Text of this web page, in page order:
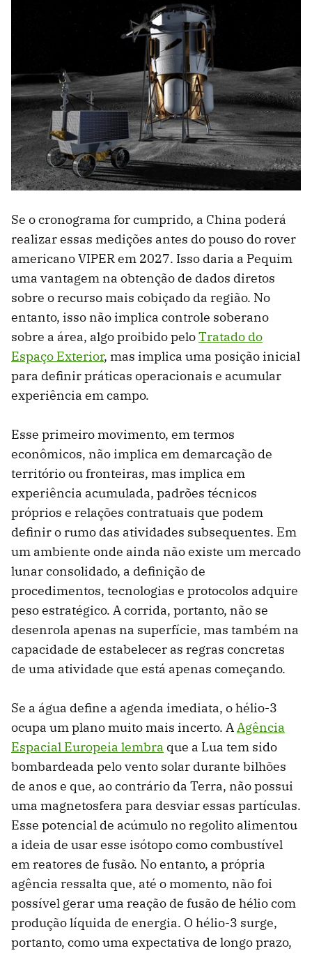
Se o cronograma for cumprido, a China poderá
realizar essas medições antes do pouso do rover
americano VIPER em 2027. Isso daria a Pequim
uma vantagem na obtenção de dados diretos
sobre o recurso mais cobiçado da região. No
entanto, isso não implica controle soberano
sobre a área, algo proibido peloTratado do
Espaço Exterior, mas implica uma posição inicial
para definir práticas operacionais e acumular
experiência em campo.
Esse primeiro movimento, em termos
econômicos, não implica em demarcação de
território ou fronteiras, mas implica em
experiência acumulada, padrões técnicos
próprios e relações contratuais que podem
definir o rumo das atividades subsequentes. Em
um ambiente onde ainda não existe um mercado
lunar consolidado, a definição de
procedimentos, tecnologias e protocolos adquire
peso estratégico. A corrida, portanto, não se
desenrola apenas na superfície, mas também na
capacidade de estabelecer as regras concretas
de uma atividade que está apenas começando.
Se a água define a agenda imediata, o hélio-3
ocupa um plano muito mais incerto. AAgência
Espacial Europeia lembra que a Lua tem sido
bombardeada pelo vento solar durante bilhões
de anos e que, ao contrário da Terra, não possui
uma magnetosfera para desviar essas partículas.
Esse potencial de acúmulo no regolito alimentou
a ideia de usar esse isótopo como combustível
em reatores de fusão. No entanto, a própria
agência ressalta que, até o momento, não foi
possível gerar uma reação de fusão de hélio com
produção líquida de energia. O hélio-3 surge,
portanto, como uma expectativa de longo prazo,